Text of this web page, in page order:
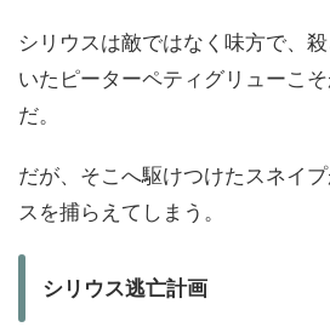
シリウスは敵ではなく味方で、
いたピーターペティグリューこ
だ。
だが、そこへ駆けつけたスネイ
スを捕らえてしまう。
シリウス逃亡計画